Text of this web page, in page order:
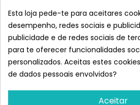
Esta loja pede-te para aceitares
desempenho, redes sociais e
publicidade e de redes sociais de
para te oferecer funcionalidades
personalizados. Aceitas estes
de dados pessoais envolvidos?
Aceitar